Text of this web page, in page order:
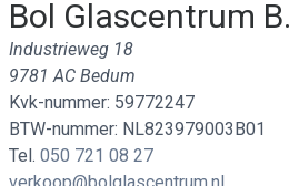
Bol Glascentrum
Industrieweg 18
9781 AC Bedum
Kvk-nummer: 59772247
BTW-nummer: NL823979003B01
Tel. 050 721 08 27